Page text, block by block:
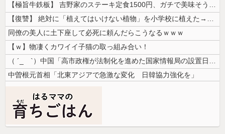
【極旨牛鉄板】 吉野家のステーキ定食1500円、ガチで美味そうｗｗｗ
【復讐】 絶対に「植えてはいけない植物」を小学校に植えた→20年経って...
同僚の美人に土下座して必死に頼んだらこうなるｗｗｗ
【ｗ】物凄くカワイイ子猫の取っ組み合い！
（ ´_ゝ`）中国「高市政権が法制化を進めた国家情報局の設置日が7月3...
中曽根元首相「北東アジアで急激な変化 日韓協力強化を」